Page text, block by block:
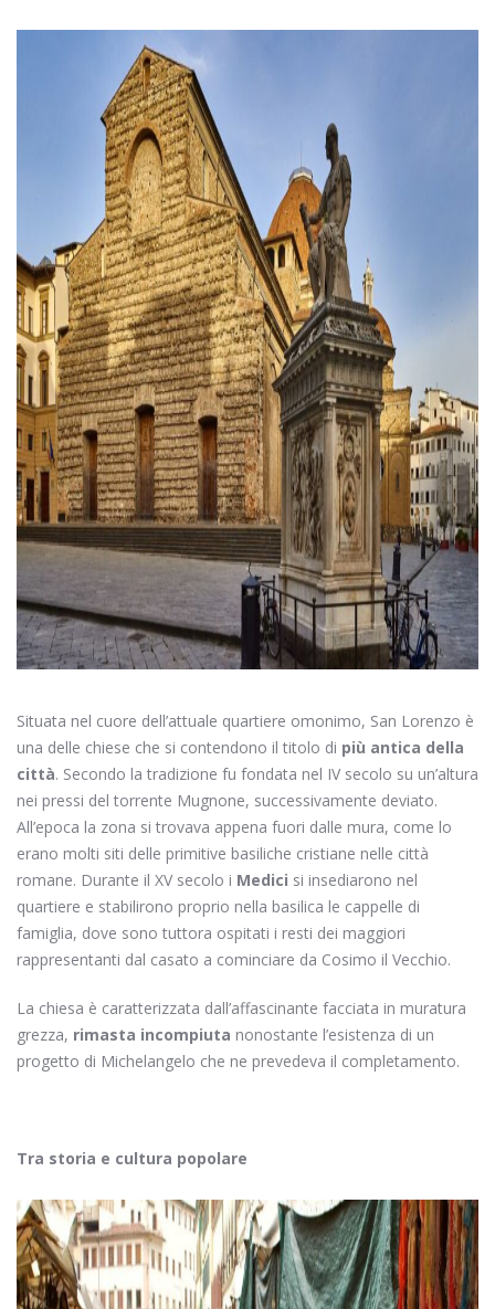
Situata nel cuore dell’attuale quartiere omonimo, San Lorenzo è
una delle chiese che si contendono il titolo di più antica della
città. Secondo la tradizione fu fondata nel IV secolo su un’altura
nei pressi del torrente Mugnone, successivamente deviato.
All’epoca la zona si trovava appena fuori dalle mura, come lo
erano molti siti delle primitive basiliche cristiane nelle città
romane. Durante il XV secolo i Medici si insediarono nel
quartiere e stabilirono proprio nella basilica le cappelle di
famiglia, dove sono tuttora ospitati i resti dei maggiori
rappresentanti dal casato a cominciare da Cosimo il Vecchio.
La chiesa è caratterizzata dall’affascinante facciata in muratura
grezza, rimasta incompiuta nonostante l’esistenza di un
progetto di Michelangelo che ne prevedeva il completamento.
Tra storia e cultura popolare